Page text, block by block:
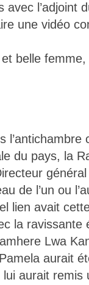
l’adjoint
une vidéo
belle
l’antichambre
du pays, la
de l’un ou
lien avait
la ravissante
Lwa
aurait
aurait remis